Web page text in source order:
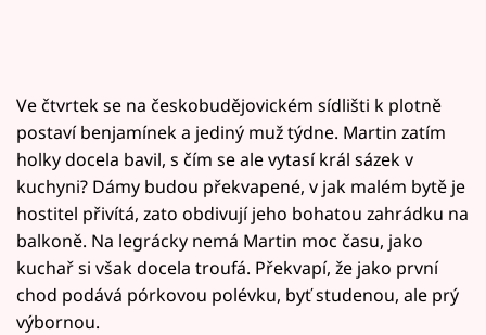
Ve čtvrtek se na českobudějovickém sídlišti k plotně
postaví benjamínek a jediný muž týdne. Martin zatím
holky docela bavil, s čím se ale vytasí král sázek v
kuchyni? Dámy budou překvapené, v jak malém bytě je
hostitel přivítá, zato obdivují jeho bohatou zahrádku na
balkoně. Na legrácky nemá Martin moc času, jako
kuchař si však docela troufá. Překvapí, že jako první
chod podává pórkovou polévku, byť studenou, ale prý
výbornou.